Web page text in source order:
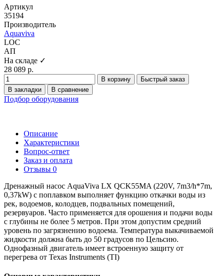
Артикул
35194
Производитель
Aquaviva
LOC
АП
На складе ✓
28 089 р.
В корзину
Быстрый заказ
В закладки
В сравнение
Подбор оборудования
Описание
Характеристики
Вопрос-ответ
Заказ и оплата
Отзывы 0
Дренажный насос AquaViva LX QCK55MA (220V, 7m3/h*7m,
0,37kW) с поплавком выполняет функцию откачки воды из
рек, водоемов, колодцев, подвальных помещений,
резервуаров. Часто применяется для орошения и подачи воды
с глубины не более 5 метров. При этом допустим средний
уровень по загрязнению водоема. Температура выкачиваемой
жидкости должна быть до 50 градусов по Цельсию.
Однофазный двигатель имеет встроенную защиту от
перегрева от Texas Instruments (TI)